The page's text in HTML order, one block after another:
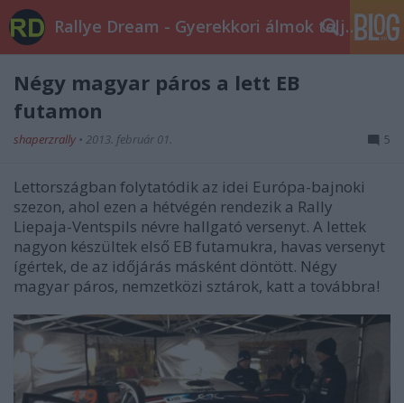
Rallye Dream - Gyerekkori álmok teljesüljetek!
Négy magyar páros a lett EB
futamon
shaperzrally • 2013. február 01. 5
Lettországban folytatódik az idei Európa-bajnoki
szezon, ahol ezen a hétvégén rendezik a Rally
Liepaja-Ventspils névre hallgató versenyt. A lettek
nagyon készültek első EB futamukra, havas versenyt
ígértek, de az időjárás másként döntött. Négy
magyar páros, nemzetközi sztárok, katt a továbbra!